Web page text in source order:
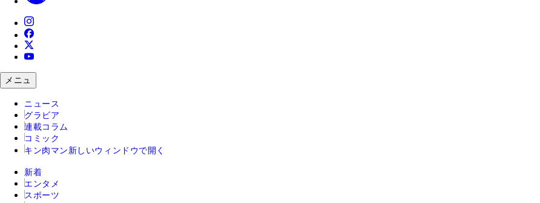
メニュ
ニュース
グラビア
連載コラム
コミック
キン肉マン 新しいウィンドウで開く
新着
エンタメ
スポーツ